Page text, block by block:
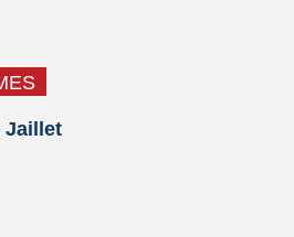
Jaillet